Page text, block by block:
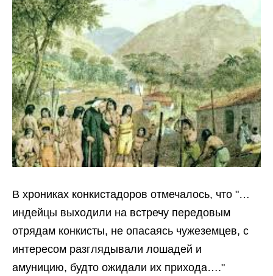
В хрониках конкистадоров отмечалось, что "…
индейцы выходили на встречу передовым
отрядам конкисты, не опасаясь чужеземцев, с
интересом разглядывали лошадей и
амуницию, будто ожидали их прихода…."